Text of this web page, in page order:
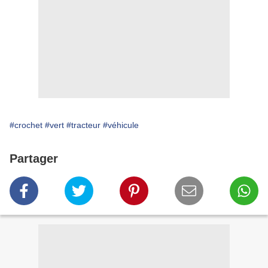
#crochet #vert #tracteur #véhicule
Partager